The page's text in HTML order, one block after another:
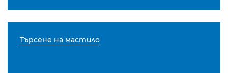
Търсене на мастило